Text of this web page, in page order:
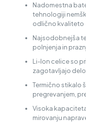
Nadomestna
tehnologiji
odlično kvaliteto
Najsodobnejša
polnjenja in
Li-Ion celice so
zagotavljajo
Termično stikalo
pregrevanjem,
Visoka
mirovanju